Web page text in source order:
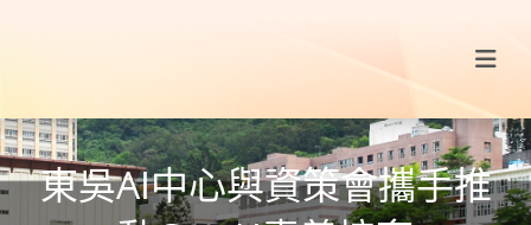
東吳AI中心與資策會攜手推